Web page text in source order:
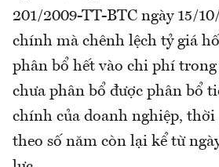
201/2009-TT-BTC ngày 15/
chính mà chênh lệch tỷ giá
phân bổ hết vào chi phí
chưa phân bổ được phân bổ
chính của doanh nghiệp, thời
theo số năm còn lại kể từ